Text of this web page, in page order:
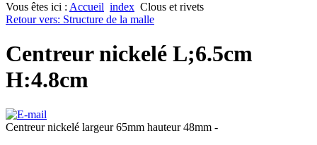
Vous êtes ici : Accueil index Clous et rivets
Retour vers: Structure de la malle
Centreur nickelé L;6.5cm
H:4.8cm
Centreur nickelé largeur 65mm hauteur 48mm -